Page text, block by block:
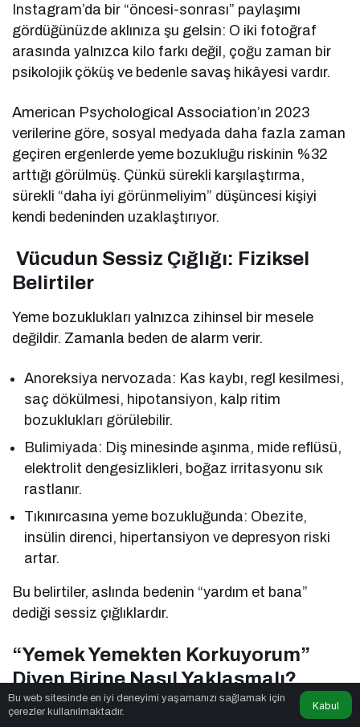
Instagram’da bir “öncesi-sonrası” paylaşımı
gördüğünüzde aklınıza şu gelsin: O iki fotoğraf
arasında yalnızca kilo farkı değil, çoğu zaman bir
psikolojik çöküş ve bedenle savaş hikâyesi vardır.
American Psychological Association’ın 2023
verilerine göre, sosyal medyada daha fazla zaman
geçiren ergenlerde yeme bozukluğu riskinin %32
arttığı görülmüş. Çünkü sürekli karşılaştırma,
sürekli “daha iyi görünmeliyim” düşüncesi kişiyi
kendi bedeninden uzaklaştırıyor.
Vücudun Sessiz Çığlığı: Fiziksel
Belirtiler
Yeme bozuklukları yalnızca zihinsel bir mesele
değildir. Zamanla beden de alarm verir.
Anoreksiya nervozada: Kas kaybı, regl kesilmesi,
saç dökülmesi, hipotansiyon, kalp ritim
bozuklukları görülebilir.
Bulimiyada: Diş minesinde aşınma, mide reflüsü,
elektrolit dengesizlikleri, boğaz irritasyonu sık
rastlanır.
Tıkınırcasına yeme bozukluğunda: Obezite,
insülin direnci, hipertansiyon ve depresyon riski
artar.
Bu belirtiler, aslında bedenin “yardım et bana”
dediği sessiz çığlıklardır.
“Yemek Yemekten Korkuyorum”
Diyen Birine Nasıl Yaklaşmalı?
Bir yakınınız “yemek yemekten korkuyorum”
Bu web sitesinde en iyi deneyimi yaşamanızı sağlamak için
çerezler kullanılmaktadır.
Kabul